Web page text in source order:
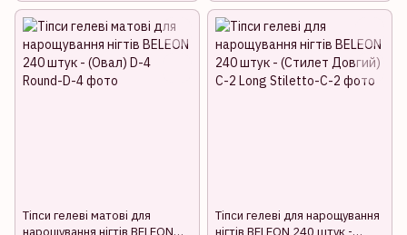
Тіпси гелеві матові для
Тіпси гелеві для нарощування